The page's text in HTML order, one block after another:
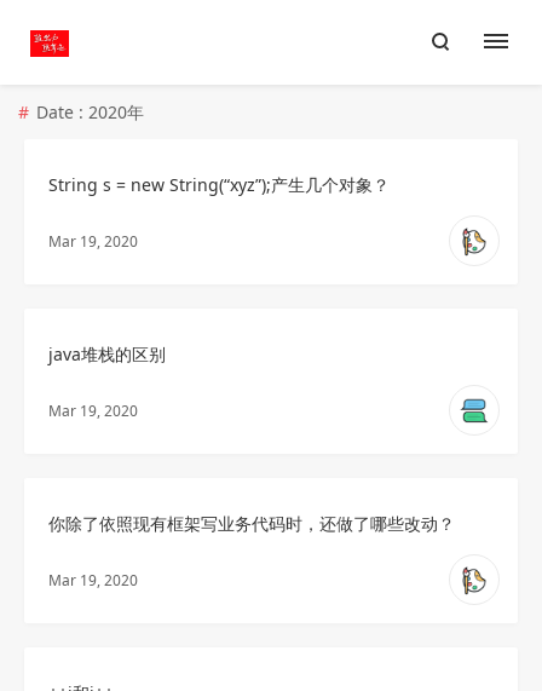
Date : 2020年
String s = new String(“xyz”);产生几个对象？
Mar 19, 2020
java堆栈的区别
Mar 19, 2020
你除了依照现有框架写业务代码时，还做了哪些改动？
Mar 19, 2020